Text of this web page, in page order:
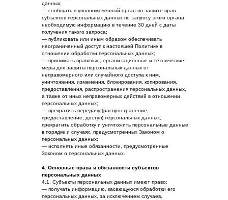
данных;
— сообщать в уполномоченный орган по защите прав
субъектов персональных данных по запросу этого органа
необходимую информацию в течение 30 дней с даты
получения такого запроса;
— публиковать или иным образом обеспечивать
неограниченный доступ к настоящей Политике в
отношении обработки персональных данных;
— принимать правовые, организационные и технические
меры для защиты персональных данных от
неправомерного или случайного доступа к ним,
уничтожения, изменения, блокирования, копирования,
предоставления, распространения персональных данных,
а также от иных неправомерных действий в отношении
персональных данных;
— прекратить передачу (распространение,
предоставление, доступ) персональных данных,
прекратить обработку и уничтожить персональные данные
в порядке и случаях, предусмотренных Законом о
персональных данных;
— исполнять иные обязанности, предусмотренные
Законом о персональных данных.
4. Основные права и обязанности субъектов
персональных данных
4.1. Субъекты персональных данных имеют право:
— получать информацию, касающуюся обработки его
персональных данных, за исключением случаев,